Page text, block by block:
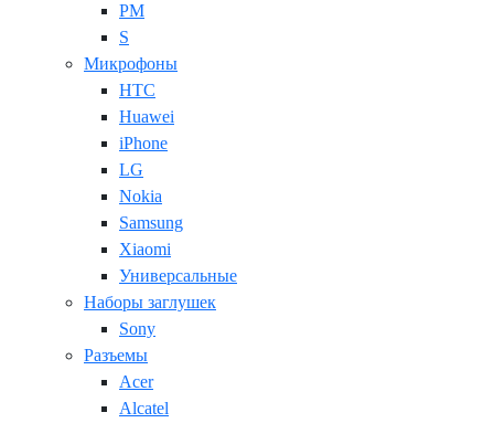
PM
S
Микрофоны
HTC
Huawei
iPhone
LG
Nokia
Samsung
Xiaomi
Универсальные
Наборы заглушек
Sony
Разъемы
Acer
Alcatel